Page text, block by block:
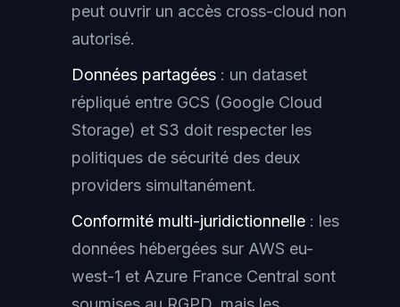
peut ouvrir un accès cross-cloud non
autorisé.
Données partagées : un dataset
répliqué entre GCS (Google Cloud
Storage) et S3 doit respecter les
politiques de sécurité des deux
providers simultanément.
Conformité multi-juridictionnelle : les
données hébergées sur AWS eu-
west-1 et Azure France Central sont